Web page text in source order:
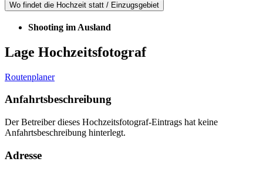
Wo findet die Hochzeit statt / Einzugsgebiet
Shooting im Ausland
Lage Hochzeitsfotograf
Routenplaner
Anfahrtsbeschreibung
Der Betreiber dieses Hochzeitsfotograf-Eintrags hat keine
Anfahrtsbeschreibung hinterlegt.
Adresse